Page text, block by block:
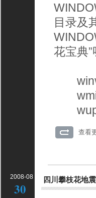
目录及
花宝典”
查看
2008-08
30
四川攀枝花地震